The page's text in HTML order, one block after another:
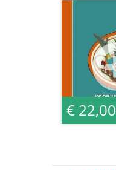
€ 22,00